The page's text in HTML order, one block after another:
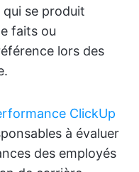
se produit
faits ou
lors des
ClickUp
à évaluer
des employés